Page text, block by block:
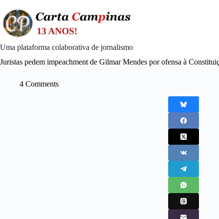
content
Uma plataforma colaborativa de jornalismo
Juristas pedem impeachment de Gilmar Mendes por ofensa à
4 Comments